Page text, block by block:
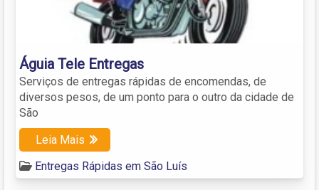
Águia Tele Entregas
Serviços de entregas rápidas de encomendas, de
diversos pesos, de um ponto para o outro da cidade de
São
Leia Mais
Entregas Rápidas em São Luís